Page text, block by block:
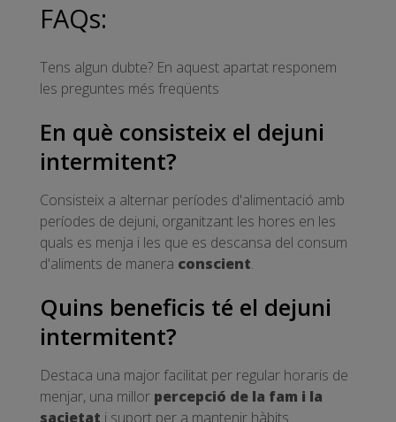
FAQs:
Tens algun dubte? En aquest apartat responem
les preguntes més freqüents
En què consisteix el dejuni
intermitent?
Consisteix a alternar períodes d'alimentació amb
períodes de dejuni, organitzant les hores en les
quals es menja i les que es descansa del consum
d'aliments de manera conscient.
Quins beneficis té el dejuni
intermitent?
Destaca una major facilitat per regular horaris de
menjar, una millor percepció de la fam i la
sacietat i suport per a mantenir hàbits